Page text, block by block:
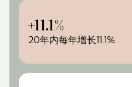
+11.1%
20年内每年增长11.1%